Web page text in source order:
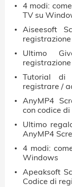
4 modi:
TV su
Aiseesoft
Ultimo
Tutorial di
registrare /
AnyMP4
con codice
Ultimo
AnyMP4
4 modi:
Windows
Apeaksoft
Codice di